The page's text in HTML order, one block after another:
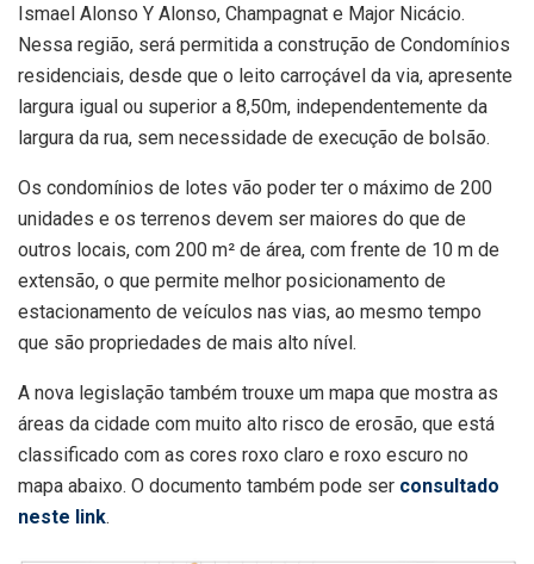
Ismael Alonso Y Alonso, Champagnat e Major Nicácio.
Nessa região, será permitida a construção de Condomínios
residenciais, desde que o leito carroçável da via, apresente
largura igual ou superior a 8,50m, independentemente da
largura da rua, sem necessidade de execução de bolsão.
Os condomínios de lotes vão poder ter o máximo de 200
unidades e os terrenos devem ser maiores do que de
outros locais, com 200 m² de área, com frente de 10 m de
extensão, o que permite melhor posicionamento de
estacionamento de veículos nas vias, ao mesmo tempo
que são propriedades de mais alto nível.
A nova legislação também trouxe um mapa que mostra as
áreas da cidade com muito alto risco de erosão, que está
classificado com as cores roxo claro e roxo escuro no
mapa abaixo. O documento também pode ser consultado
neste link.